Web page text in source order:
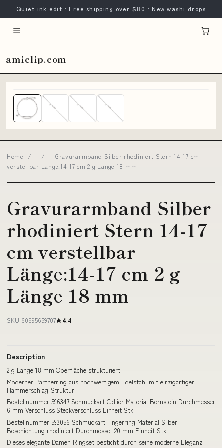
Quiet ink edit · Free shipping over $80 · New washi drops
amiclip.com
Home / /
Gravurarmband Silber rhodiniert Stern 14-17 cm
verstellbar Länge:14-17 cm 2 g Länge 18 mm
Gravurarmband Silber
rhodiniert Stern 14-17
cm verstellbar
Länge:14-17 cm 2 g
Länge 18 mm
SKU 60895659707 4.4
Description
2 g Länge 18 mm Oberfläche strukturiert
Moderner Partnerring aus hochwertigem Edelstahl mit einzigartiger
Hammerschlag-Struktur
Bestellnummer 596347 Schmuckart Collier Material Bernstein Durchmesser
6 mm Verschluss Steckverschluss Einheit Stk
Bestellnummer 593056 Schmuckart Fingerring Material Silber
Beschichtung rhodiniert Durchmesser 20 mm Einheit Stk
Dieses elegante Damen Ringset besticht durch seine moderne Eleganz